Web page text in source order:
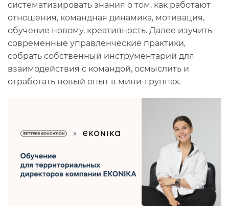
систематизировать знания о том, как работают
отношения, командная динамика, мотивация,
обучение новому, креативность. Далее изучить
современные управленческие практики,
собрать собственный инструментарий для
взаимодействия с командой, осмыслить и
отработать новый опыт в мини-группах.